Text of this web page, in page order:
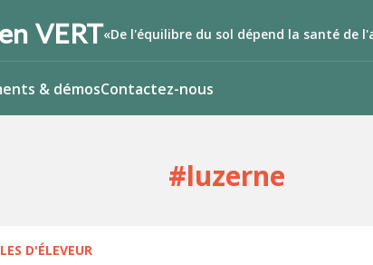
VERT«De l'équilibre du sol dépend la santé de
& démosContactez-nous
#luzerne
D'ÉLEVEUR